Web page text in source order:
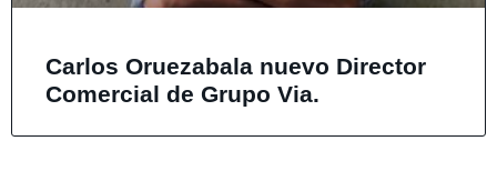
Carlos Oruezabala nuevo Director
Comercial de Grupo Via.